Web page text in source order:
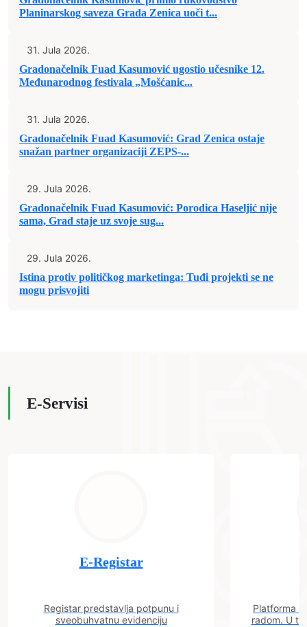
Planinarskog saveza Grada Zenica uoči t...
31. Jula 2026.
Gradonačelnik Fuad Kasumović ugostio učesnike 12.
Međunarodnog festivala „Mošćanic...
31. Jula 2026.
Gradonačelnik Fuad Kasumović: Grad Zenica ostaje
snažan partner organizaciji ZEPS-...
29. Jula 2026.
Gradonačelnik Fuad Kasumović: Porodica Haseljić nije
sama, Grad staje uz svoje sug...
29. Jula 2026.
Istina protiv političkog marketinga: Tuđi projekti se ne
mogu prisvojiti
E-Servisi
E-Registar
Registar predstavlja potpunu i
sveobuhvatnu evidenciju
Platforma
radom. U